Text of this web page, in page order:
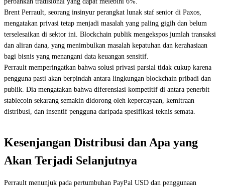
Brent Perrault, seorang insinyur perangkat lunak staf senior di Paxos,
mengatakan privasi tetap menjadi masalah yang paling gigih dan belum
terselesaikan di sektor ini. Blockchain publik mengekspos jumlah transaksi
dan aliran dana, yang menimbulkan masalah kepatuhan dan kerahasiaan
bagi bisnis yang menangani data keuangan sensitif.
Perrault memperingatkan bahwa solusi privasi parsial tidak cukup karena
pengguna pasti akan berpindah antara lingkungan blockchain pribadi dan
publik. Dia mengatakan bahwa diferensiasi kompetitif di antara penerbit
stablecoin sekarang semakin didorong oleh kepercayaan, kemitraan
distribusi, dan insentif pengguna daripada spesifikasi teknis semata.
Kesenjangan Distribusi dan Apa yang
Akan Terjadi Selanjutnya
Perrault menunjuk pada pertumbuhan PayPal USD dan penggunaan